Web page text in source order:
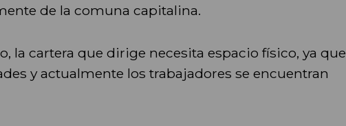
de la comuna capitalina.
la cartera que dirige necesita espacio físico, ya que
y actualmente los trabajadores se encuentran